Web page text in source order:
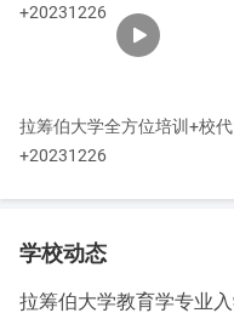
研究生会，马来西亚学生联
谊会，南太平洋岛民会，斯
人文与社会科学学院，商业
拉筹伯大学全方位培训+校代
+20231226
学校动态
拉筹伯大学教育学专业